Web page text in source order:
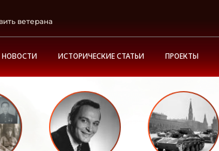
ветерана
НОВОСТИ ИСТОРИЧЕСКИЕ СТАТЬИ ПРОЕКТЫ